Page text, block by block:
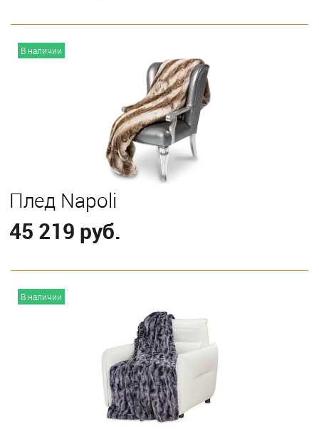
В наличии
Плед Napoli
45 219 руб.
В наличии